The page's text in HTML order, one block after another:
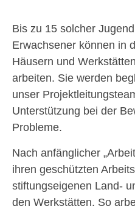
Bis zu 15 solcher
Erwachsener können in
Häusern und
arbeiten. Sie werden
unser
Unterstützung bei der
Probleme.
Nach anfänglicher
ihren geschützten
stiftungseigenen Land-
den Werkstätten. So